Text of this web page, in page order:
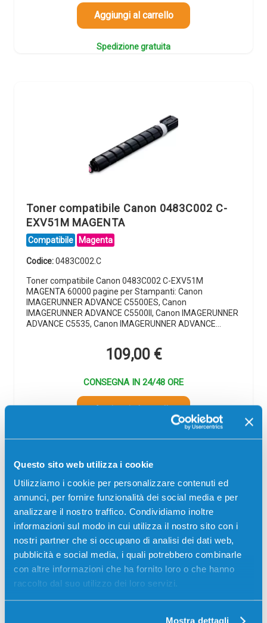
Questo sito web utilizza i cookie
Utilizziamo i cookie per personalizzare contenuti ed
annunci, per fornire funzionalità dei social media e per
analizzare il nostro traffico. Condividiamo inoltre
informazioni sul modo in cui utilizza il nostro sito con i
nostri partner che si occupano di analisi dei dati web,
pubblicità e social media, i quali potrebbero combinarle
con altre informazioni che ha fornito loro o che hanno
raccolto dal suo utilizzo dei loro servizi.
Mostra dettagli
Aggiungi al carrello
Spedizione gratuita
Toner compatibile Canon 0483C002 C-
EXV51M MAGENTA
Compatibile Magenta
Codice:0483C002.C
Toner compatibile Canon 0483C002 C-EXV51M
MAGENTA 60000 pagine per Stampanti: Canon
IMAGERUNNER ADVANCE C5500ES, Canon
IMAGERUNNER ADVANCE C5500II, Canon IMAGERUNNER
ADVANCE C5535, Canon IMAGERUNNER ADVANCE…
109,00 €
CONSEGNA IN 24/48 ORE
Aggiungi al carrello
Spedizione gratuita
Descrizione
Toner compatibile Canon 0484C002 C-EXV51Y
IMAGERUNNER ADVANCE C5500II, Canon
IMAGERUNNER ADVANCE C5535, Canon
IMAGERUNNER ADVANCE C5560I, Canon